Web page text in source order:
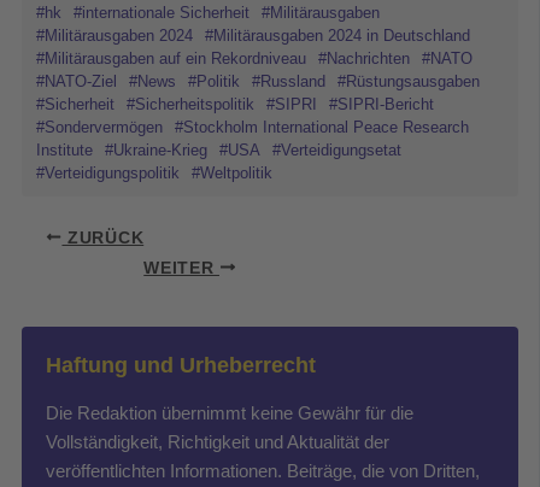
#hk
#internationale Sicherheit
#Militärausgaben
#Militärausgaben 2024
#Militärausgaben 2024 in Deutschland
#Militärausgaben auf ein Rekordniveau
#Nachrichten
#NATO
#NATO-Ziel
#News #Politik #Russland
#Rüstungsausgaben
#Sicherheit
#Sicherheitspolitik #SIPRI
#SIPRI-Bericht
#Sondervermögen
#Stockholm International Peace Research
Institute
#Ukraine-Krieg #USA
#Verteidigungsetat
#Verteidigungspolitik
#Weltpolitik
ZURÜCK
WEITER
Haftung und Urheberrecht
Die Redaktion übernimmt keine Gewähr für die
Vollständigkeit, Richtigkeit und Aktualität der
veröffentlichten Informationen. Beiträge, die von Dritten,